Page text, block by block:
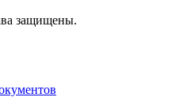
защищены.